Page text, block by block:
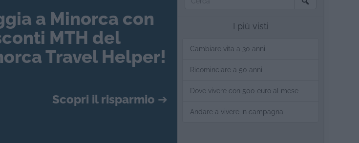
a Minorca con
MTH del
Travel Helper!
Scopri il risparmio ➔
I più visti
Cambiare vita a 30 anni
Ricominciare a 50 anni
Dove vivere con 500 euro al mese
Andare a vivere in campagna